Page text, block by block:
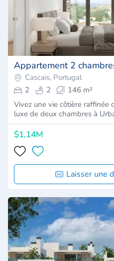
Appartement 2
Cascais, Portugal
2
2
146 m²
Vivez une vie côtière raffinée
luxe de deux chambres à
$1,14M
Laisser une